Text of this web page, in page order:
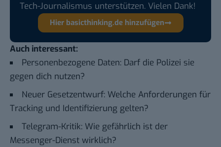
Tech-Journalismus unterstützen. Vielen Dank!
Hier basicthinking.de hinzufügen
Auch interessant:
Personenbezogene Daten: Darf die Polizei sie
gegen dich nutzen?
Neuer Gesetzentwurf: Welche Anforderungen für
Tracking und Identifizierung gelten?
Telegram-Kritik: Wie gefährlich ist der
Messenger-Dienst wirklich?